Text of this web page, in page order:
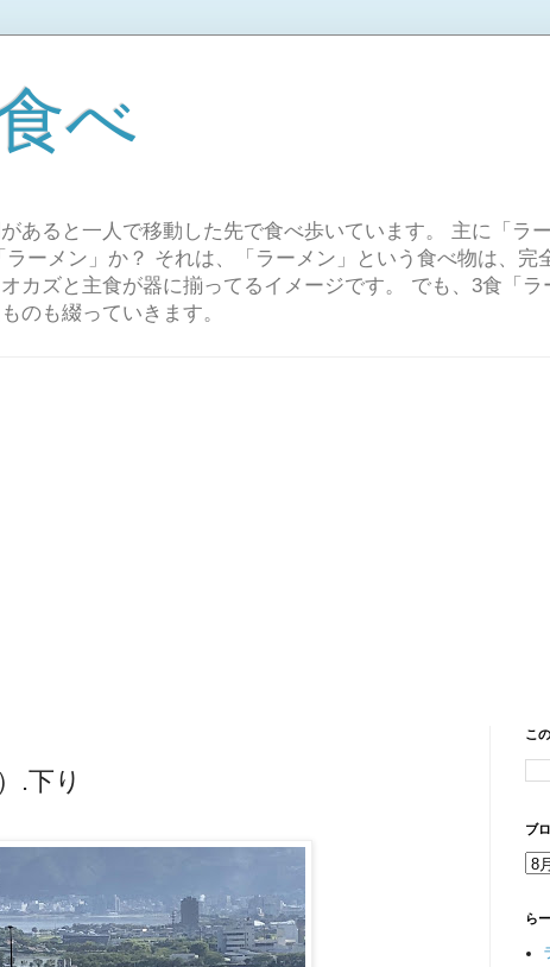
べ
あると一人で移動した先で食べ歩いています。 主に「ラ
ラーメン」か？ それは、「ラーメン」という食べ物は、完
カズと主食が器に揃ってるイメージです。 でも、3食「
のも綴っていきます。
.下り
こ
ブ
ら